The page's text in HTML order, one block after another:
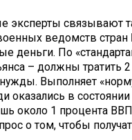
эксперты связывают
ведомств стран
деньги. По
– должны тратить
Выполняет
оказались в
около 1 процента
о том, чтобы